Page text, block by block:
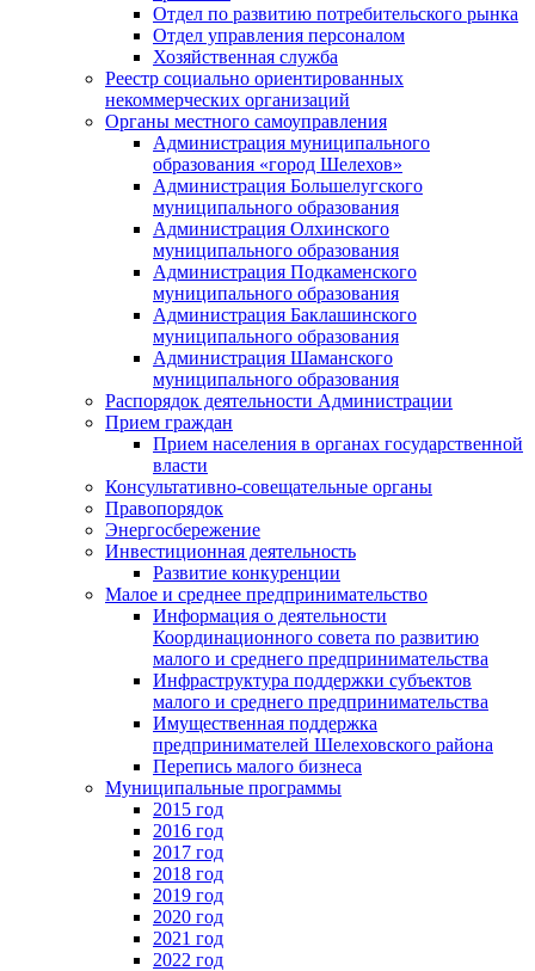
Отдел по развитию потребительского рынка
Отдел управления персоналом
Хозяйственная служба
Реестр социально ориентированных
некоммерческих организаций
Органы местного самоуправления
Администрация муниципального
образования «город Шелехов»
Администрация Большелугского
муниципального образования
Администрация Олхинского
муниципального образования
Администрация Подкаменского
муниципального образования
Администрация Баклашинского
муниципального образования
Администрация Шаманского
муниципального образования
Распорядок деятельности Администрации
Прием граждан
Прием населения в органах государственной
власти
Консультативно-совещательные органы
Правопорядок
Энергосбережение
Инвестиционная деятельность
Развитие конкуренции
Малое и среднее предпринимательство
Информация о деятельности
Координационного совета по развитию
малого и среднего предпринимательства
Инфраструктура поддержки субъектов
малого и среднего предпринимательства
Имущественная поддержка
предпринимателей Шелеховского района
Перепись малого бизнеса
Муниципальные программы
2015 год
2016 год
2017 год
2018 год
2019 год
2020 год
2021 год
2022 год